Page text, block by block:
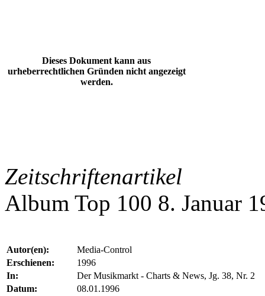
Dieses Dokument kann aus
urheberrechtlichen Gründen nicht angezeigt
werden.
Zeitschriftenartikel
Album Top 100 8. Januar
Autor(en):
Media-Control
Erschienen:
1996
In:
Der Musikmarkt - Charts & News, Jg. 38, Nr. 2
Datum:
08.01.1996